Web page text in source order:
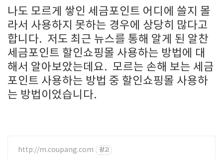
나도 모르게 쌓인 세금포인트 어디에 쓸지 몰
라서 사용하지 못하는 경우에 상당히 많다고
합니다. 저도 최근 뉴스를 통해 알게 된 알찬
세금포인트 할인쇼핑몰 사용하는 방법에 대
해서 알아보았는데요. 모르는 손해 보는 세금
포인트 사용하는 방법 중 할인쇼핑몰 사용하
는 방법이었습니다.
http://m.coupang.com 광고